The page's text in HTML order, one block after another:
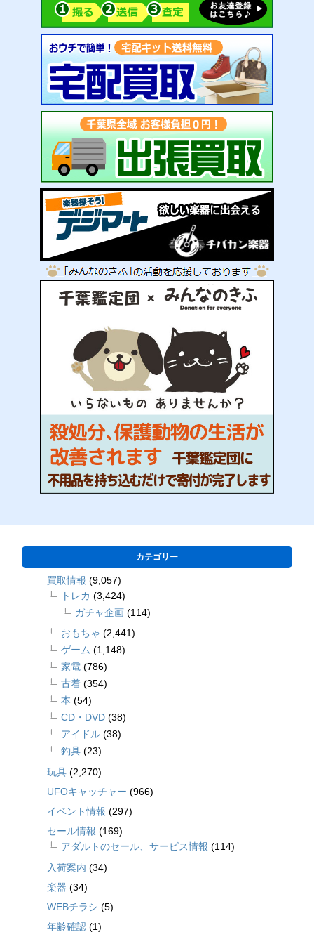
カテゴリー
買取情報 (9,057)
トレカ (3,424)
ガチャ企画 (114)
おもちゃ (2,441)
ゲーム (1,148)
家電 (786)
古着 (354)
本 (54)
CD・DVD (38)
アイドル (38)
釣具 (23)
玩具 (2,270)
UFOキャッチャー (966)
イベント情報 (297)
セール情報 (169)
アダルトのセール、サービス情報 (114)
入荷案内 (34)
楽器 (34)
WEBチラシ (5)
年齢確認 (1)